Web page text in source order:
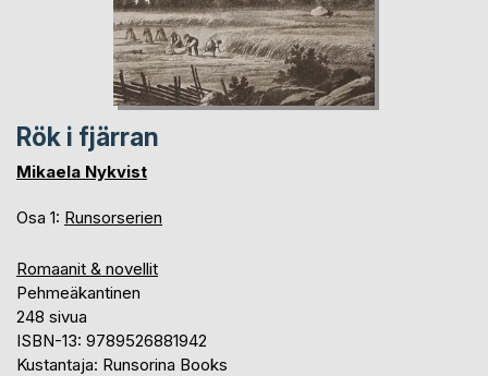
Rök i fjärran
Mikaela Nykvist
Osa 1: Runsorserien
Romaanit & novellit
Pehmeäkantinen
248 sivua
ISBN-13: 9789526881942
Kustantaja: Runsorina Books